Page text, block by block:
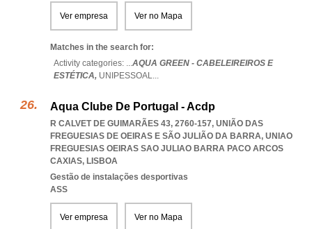
Ver empresa Ver no Mapa
Matches in the search for:
Activity categories: ...AQUA GREEN - CABELEIREIROS E
ESTÉTICA, UNIPESSOAL...
Aqua Clube De Portugal - Acdp
R CALVET DE GUIMARÃES 43, 2760-157, UNIÃO DAS
FREGUESIAS DE OEIRAS E SÃO JULIÃO DA BARRA, UNIAO
FREGUESIAS OEIRAS SAO JULIAO BARRA PACO ARCOS
CAXIAS, LISBOA
Gestão de instalações desportivas
ASS
Ver empresa Ver no Mapa